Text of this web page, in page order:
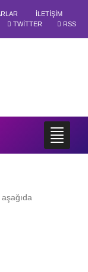
İLETIŞIM
TWITTER RSS
aşağıda